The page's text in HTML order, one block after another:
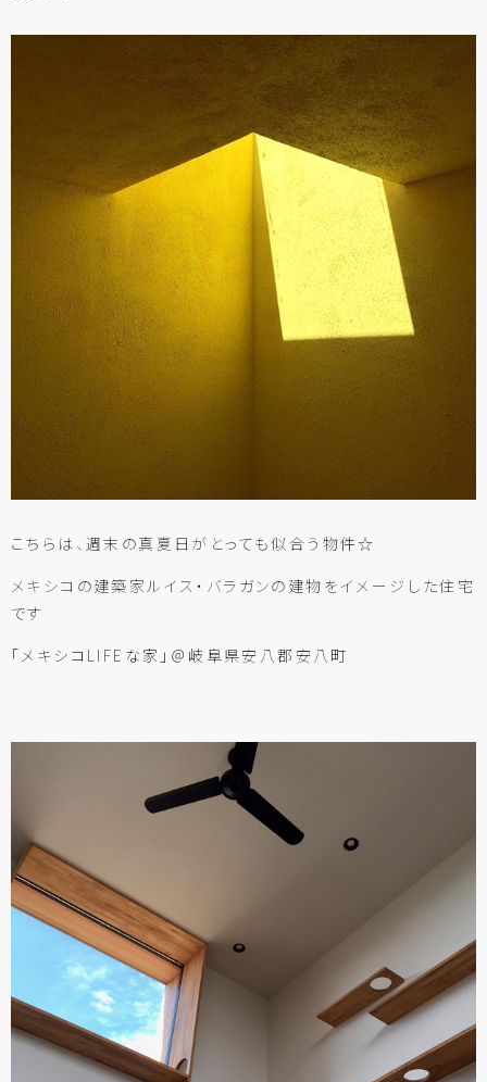
こちらは、週末の真夏日がとっても似合う物件☆
メキシコの建築家ルイス・バラガンの建物をイメージした住宅
です
「メキシコLIFEな家」 ＠岐阜県安八郡安八町